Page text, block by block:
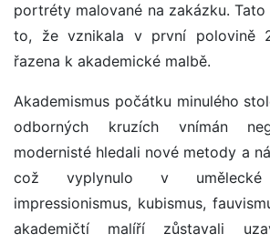
portréty malované na zakázku.
to, že vznikala v první polovině
řazena k akademické malbě.
Akademismus počátku minulého
odborných kruzích vnímán
modernisté hledali nové metody a
což vyplynulo v
impressionismus, kubismus,
akademičtí malíří zůstavali